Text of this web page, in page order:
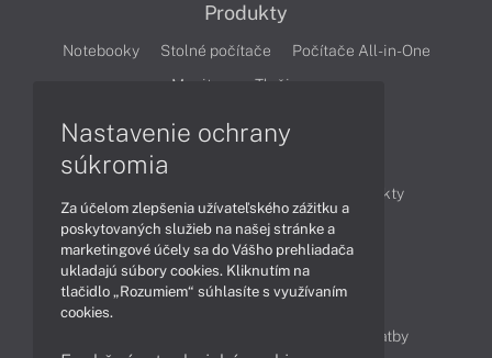
Produkty
Notebooky Stolné počítače
Počítače All-in-One
Monitory
Tlačiarne
Produkty
Technológie
Videá
Obsah
Možnosti doručenia a platby
Nastavenie ochrany
súkromia
Za účelom zlepšenia užívateľského zážitku a
poskytovaných služieb na našej stránke a
marketingové účely sa do Vášho prehliadača
ukladajú súbory cookies. Kliknutím na
tlačidlo „Rozumiem“ súhlasíte s využívaním
cookies.